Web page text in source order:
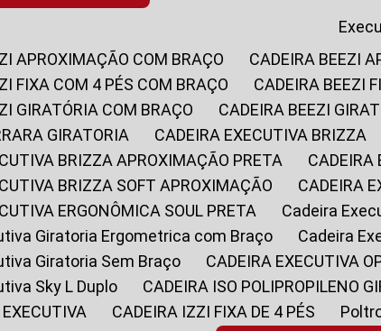
APROXIMAÇÃO COM BRAÇO
CADEIRA BEEZI
FIXA COM 4 PÉS COM BRAÇO
CADEIRA BEEZI
GIRATÓRIA COM BRAÇO
CADEIRA BEEZI
GIRATORIA
CADEIRA EXECUTIVA BRIZZA
BRIZZA APROXIMAÇÃO PRETA
BRIZZA SOFT APROXIMAÇÃO
CADEIRA
ERGONÔMICA SOUL PRETA
Cadeira
Giratoria Ergometrica com Braço
Cadeira
Giratoria Sem Braço
CADEIRA EXECUTIVA
Sky L Duplo
CADEIRA ISO POLIPROPILENO
EXECUTIVA
CADEIRA IZZI FIXA DE 4 PÉS